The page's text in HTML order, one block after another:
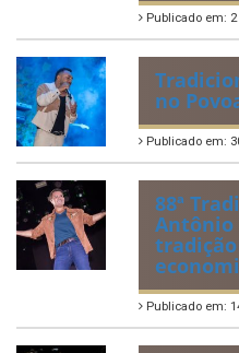
Publicado em:
no
Publicado em:
88ª
Publicado em: